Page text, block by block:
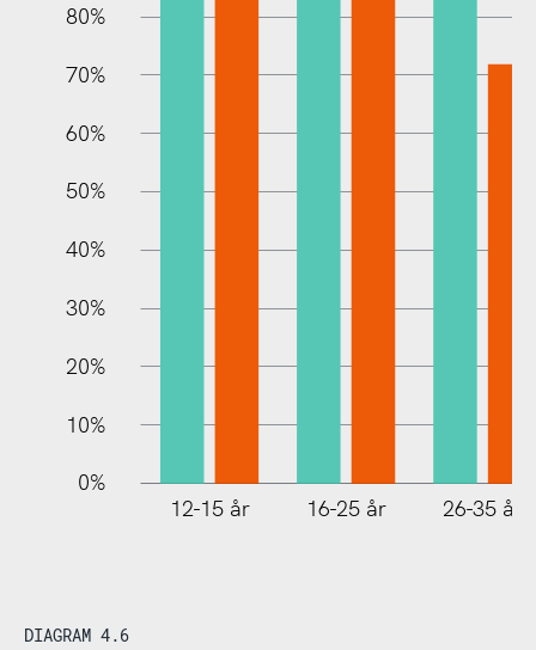
100%
80%
70%
60%
50%
40%
30%
20%
10%
0%
12-15 år 16-25 år 26-35 år
DIAGRAM 4.6